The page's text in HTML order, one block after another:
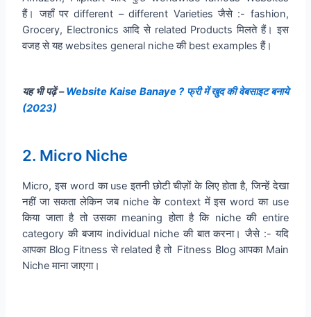
हैं। जहाँ पर different – different Varieties जैसे :- fashion,
Grocery, Electronics आदि से related Products मिलते हैं। इस
वजह से यह websites general niche की best examples हैं।
यह भी पढ़ें –Website Kaise Banaye ? फ्री में खुद की वेबसाइट बनाये
(2023)
2. Micro Niche
Micro, इस word का use इतनी छोटी चीज़ों के लिए होता है, जिन्हें देखा
नहीं जा सकता लेकिन जब niche के context में इस word का use
किया जाता है तो उसका meaning होता है कि niche की entire
category की बजाय individual niche की बात करना। जैसे :- यदि
आपका Blog Fitness से related है तो Fitness Blog आपका Main
Niche माना जाएगा।